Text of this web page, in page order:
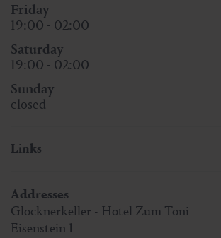
Friday
19:00 - 02:00
Saturday
19:00 - 02:00
Sunday
closed
Links
Addresses
Glocknerkeller - Hotel Zum Toni
Eisenstein 1